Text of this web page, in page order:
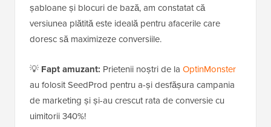
șabloane și blocuri de bază, am constatat că
versiunea plătită este ideală pentru afacerile care
doresc să maximizeze conversiile.
💡 Fapt amuzant: Prietenii noștri de la OptinMonster
au folosit SeedProd pentru a-și desfășura campania
de marketing și și-au crescut rata de conversie cu
uimitorii 340%!